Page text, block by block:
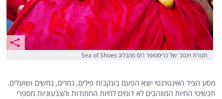
חגורת וינטג' של כריסטופר רוס מהבלוג Sea of Shoes
מסע הציד האינטרנטי יוצא הפעם בעקבות פילים, נמרים, נחשים ושועלים.
תכשיטי החיות המוזהבים לא דומים לחיות החמודות והצבעוניות מספרי